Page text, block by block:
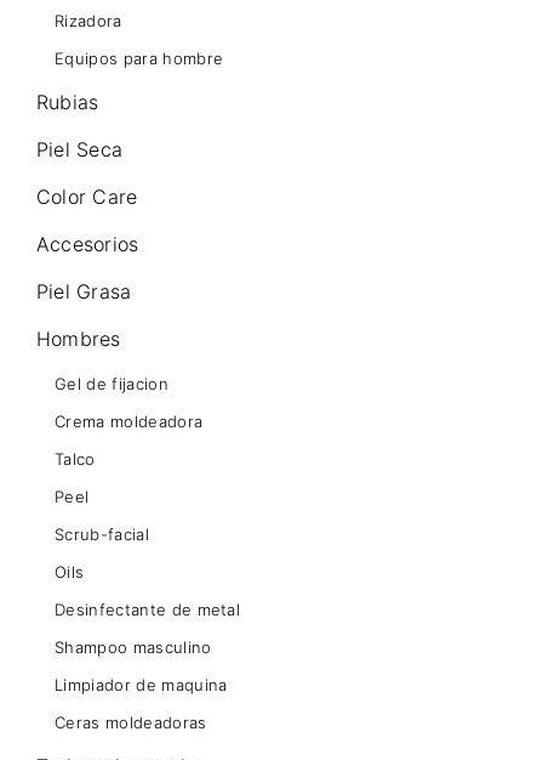
Rizadora
Equipos para hombre
Rubias
Piel Seca
Color Care
Accesorios
Piel Grasa
Hombres
Gel de fijacion
Crema moldeadora
Talco
Peel
Scrub-facial
Oils
Desinfectante de metal
Shampoo masculino
Limpiador de maquina
Ceras moldeadoras